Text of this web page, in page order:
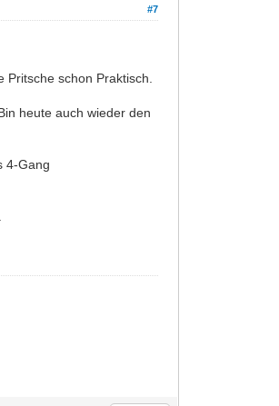
#7
schon Praktisch.
heute auch wieder den
4-Gang